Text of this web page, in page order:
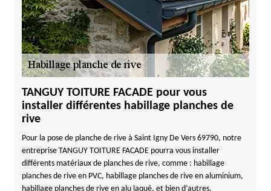
TANGUY TOITURE FACADE pour vous
installer différentes habillage planches de
rive
Pour la pose de planche de rive à Saint Igny De Vers 69790, notre
entreprise TANGUY TOITURE FACADE pourra vous installer
différents matériaux de planches de rive, comme : habillage
planches de rive en PVC, habillage planches de rive en aluminium,
habillage planches de rive en alu laqué, et bien d’autres.